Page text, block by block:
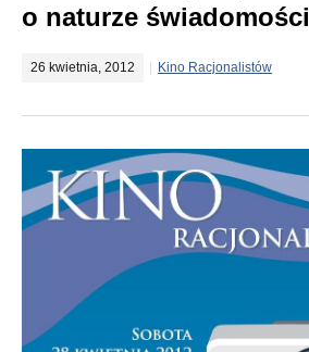
o naturze świadomości
26 kwietnia, 2012 Kino Racjonalistów